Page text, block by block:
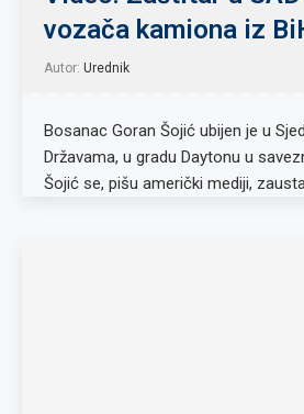
vozača kamiona iz
Autor: Urednik
Bosanac Goran Šojić ubijen je u
Državama, u gradu Daytonu u
Šojić se, pišu američki mediji,